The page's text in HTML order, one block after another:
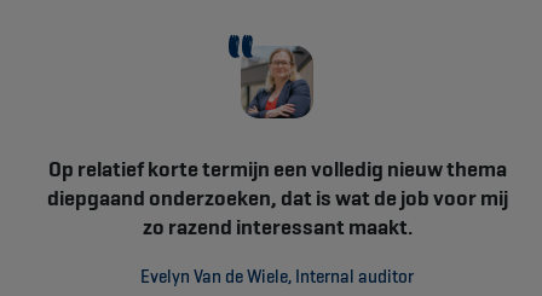
Op relatief korte termijn een volledig nieuw thema
diepgaand onderzoeken, dat is wat de job voor mij
zo razend interessant maakt.
Evelyn Van de Wiele, Internal auditor